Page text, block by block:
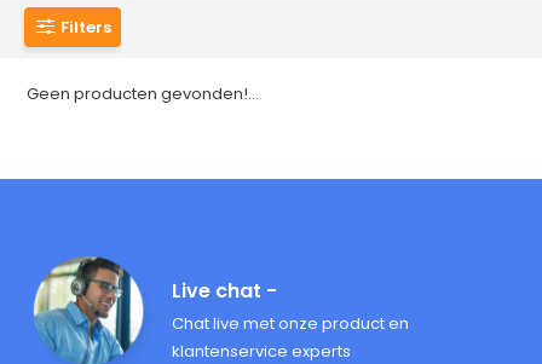
Filters
Geen producten gevonden!...
Live chat -
Chat live met onze product en
klantenservice experts